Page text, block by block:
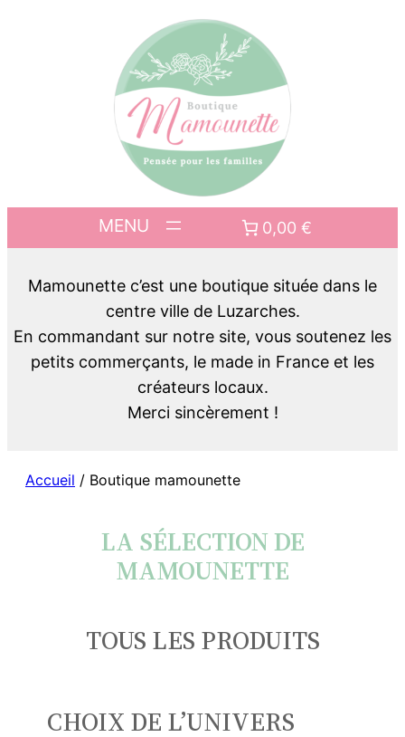
0,00 €
Mamounette c’est une boutique située dans le
centre ville de Luzarches.
En commandant sur notre site, vous soutenez les
petits commerçants, le made in France et les
créateurs locaux.
Merci sincèrement !
Accueil / Boutique mamounette
LA SÉLECTION DE
MAMOUNETTE
TOUS LES PRODUITS
CHOIX DE L’UNIVERS